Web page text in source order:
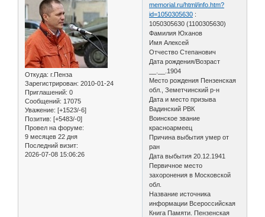
Откуда: г.Пенза
Зарегистрирован: 2010-01-24
Приглашений: 0
Сообщений: 17075
Уважение: [+1523/-6]
Позитив: [+5483/-0]
Провел на форуме:
9 месяцев 22 дня
Последний визит:
2026-07-08 15:06:26
memorial.ru/html/info.htm?
id=1050305630 :
1050305630 (1100305630)
Фамилия Юханов
Имя Алексей
Отчество Степанович
Дата рождения/Возраст
__.__.1904
Место рождения Пензенская
обл., Земетчинский р-н
Дата и место призыва
Вадинский РВК
Воинское звание
красноармеец
Причина выбытия умер от
ран
Дата выбытия 20.12.1941
Первичное место
захоронения в Московской
обл.
Название источника
информации Всероссийская
Книга Памяти. Пензенская